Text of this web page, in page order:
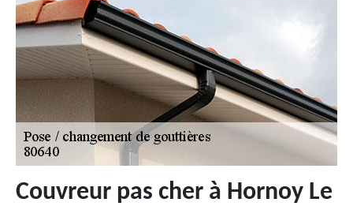
Couvreur pas cher à Hornoy Le